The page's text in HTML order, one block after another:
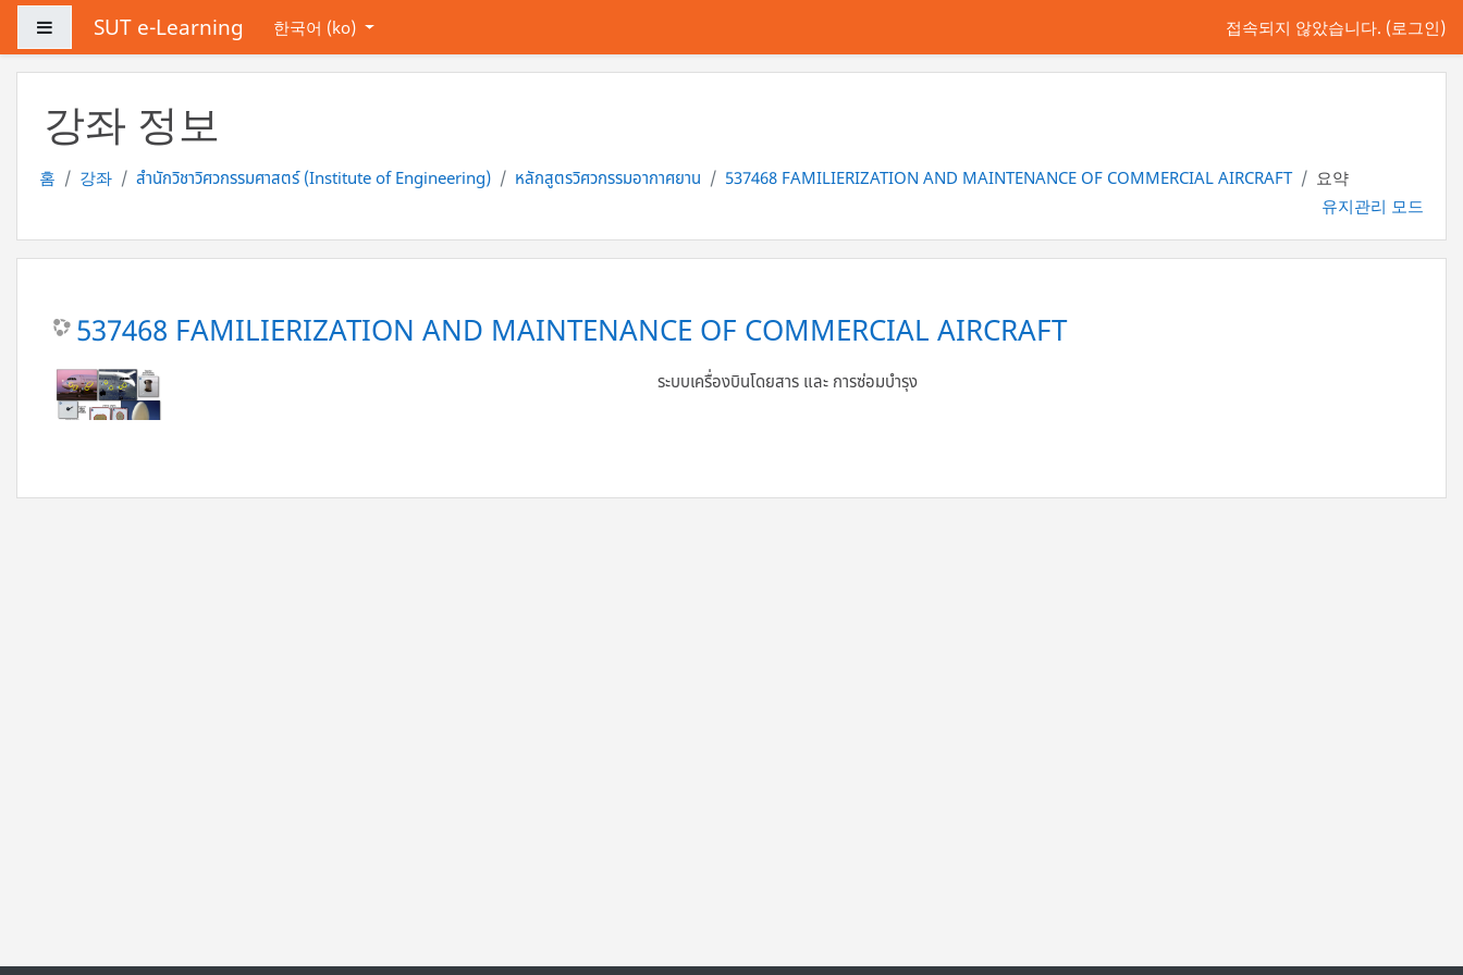
메인 콘텐츠로 건너뛰기
측면 패널SUT e-Learning 한국어 ‎(ko)‎ 접속되지 않았습니다. (로그인)
강좌 정보
홈 강좌 สำนักวิชาวิศวกรรมศาสตร์ (Institute of Engineering) หลักสูตรวิศวกรรมอากาศยาน 537468 FAMILIERIZATION AND MAINTENANCE OF COMMERCIAL AIRCRAFT
요약
유지관리 모드
537468 FAMILIERIZATION AND MAINTENANCE OF COMMERCIAL AIRCRAFT
ระบบเครื่องบินโดยสาร และ การซ่อมบำรุง